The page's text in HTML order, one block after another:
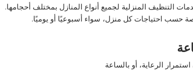
التنظيف المنزلية لجميع أنواع المنازل بمختلف أحجامها.
احتياجات كل منزل، سواء أسبوعيًا أو يوميًا.
الرعاية، أو بالساعة